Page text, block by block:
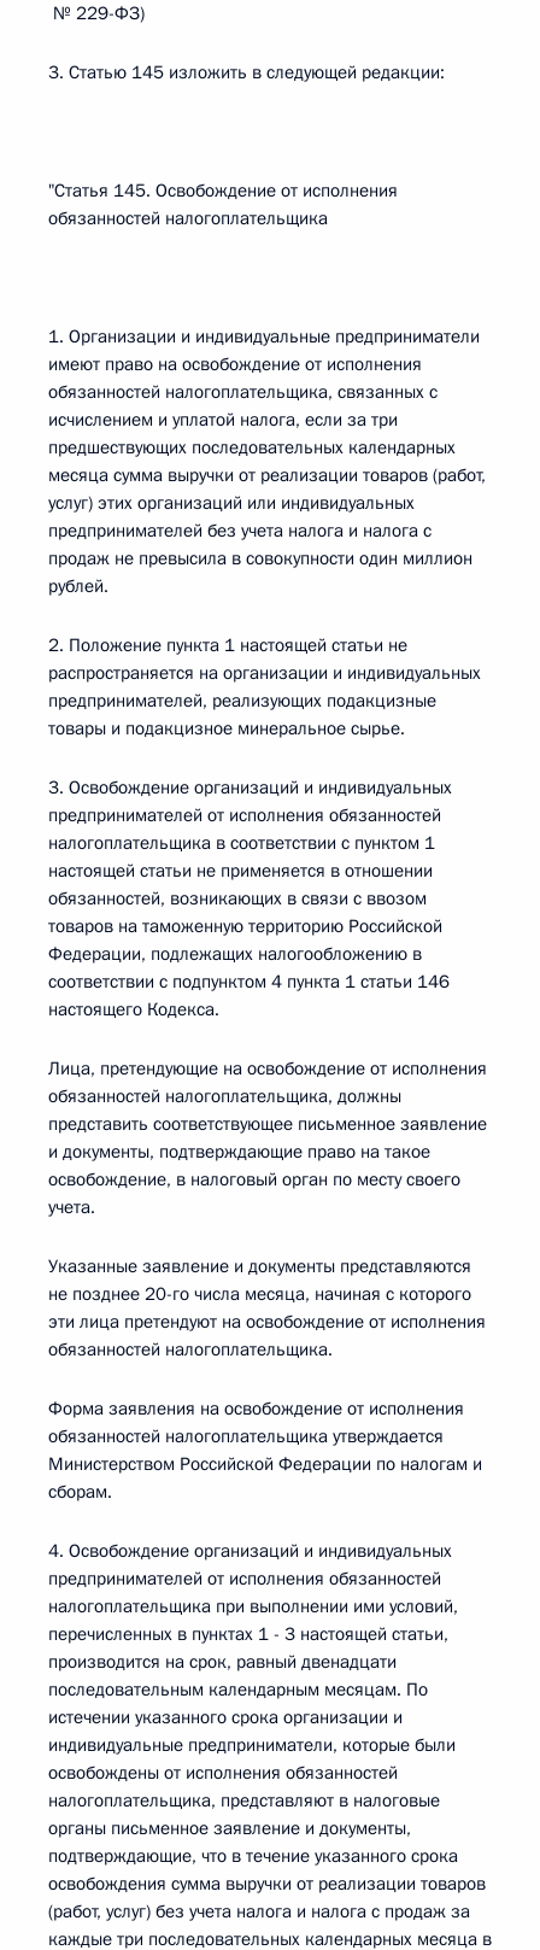
№ 229-ФЗ)
3. Статью 145 изложить в следующей редакции:
"Статья 145. Освобождение от исполнения
обязанностей налогоплательщика
1. Организации и индивидуальные предприниматели
имеют право на освобождение от исполнения
обязанностей налогоплательщика, связанных с
исчислением и уплатой налога, если за три
предшествующих последовательных календарных
месяца сумма выручки от реализации товаров (работ,
услуг) этих организаций или индивидуальных
предпринимателей без учета налога и налога с
продаж не превысила в совокупности один миллион
рублей.
2. Положение пункта 1 настоящей статьи не
распространяется на организации и индивидуальных
предпринимателей, реализующих подакцизные
товары и подакцизное минеральное сырье.
3. Освобождение организаций и индивидуальных
предпринимателей от исполнения обязанностей
налогоплательщика в соответствии с пунктом 1
настоящей статьи не применяется в отношении
обязанностей, возникающих в связи с ввозом
товаров на таможенную территорию Российской
Федерации, подлежащих налогообложению в
соответствии с подпунктом 4 пункта 1 статьи 146
настоящего Кодекса.
Лица, претендующие на освобождение от исполнения
обязанностей налогоплательщика, должны
представить соответствующее письменное заявление
и документы, подтверждающие право на такое
освобождение, в налоговый орган по месту своего
учета.
Указанные заявление и документы представляются
не позднее 20-го числа месяца, начиная с которого
эти лица претендуют на освобождение от исполнения
обязанностей налогоплательщика.
Форма заявления на освобождение от исполнения
обязанностей налогоплательщика утверждается
Министерством Российской Федерации по налогам и
сборам.
4. Освобождение организаций и индивидуальных
предпринимателей от исполнения обязанностей
налогоплательщика при выполнении ими условий,
перечисленных в пунктах 1 - 3 настоящей статьи,
производится на срок, равный двенадцати
последовательным календарным месяцам. По
истечении указанного срока организации и
индивидуальные предприниматели, которые были
освобождены от исполнения обязанностей
налогоплательщика, представляют в налоговые
органы письменное заявление и документы,
подтверждающие, что в течение указанного срока
освобождения сумма выручки от реализации товаров
(работ, услуг) без учета налога и налога с продаж за
каждые три последовательных календарных месяца в